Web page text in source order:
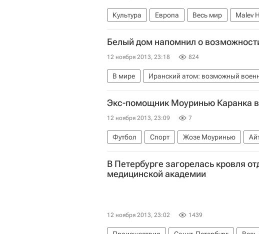
Культура Европа Весь мир Malev
Министерство внутренних дел РФ (МВД
Ансамбль песни и пляски Российской армии
Белый дом напомнил о
12 ноября 2013, 23:18 824
В мире
Иранский атом: возможный
Германия
Израиль Иран
Америка
Азия Северная Америка
Биньямин Нетаньяху
Экс-помощник Моуринью Каранка
12 ноября 2013, 23:09 7
Футбол Спорт Жозе Моуринью
В Петербурге загорелась кровля
медицинской академии
12 ноября 2013, 23:02 1439